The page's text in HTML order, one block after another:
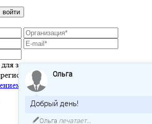
войти
заполнения
я подтверждаю, что
о пользовании сайтом
Ольга
Добрый день!
Ольга печатает...